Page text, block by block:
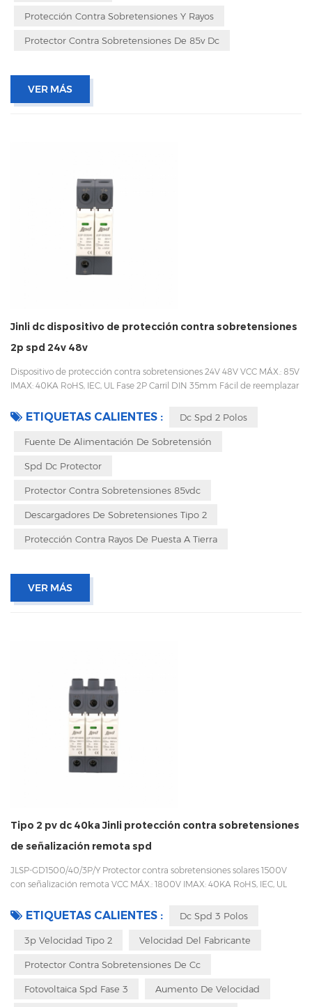
Protección Contra Sobretensiones Y Rayos
Protector Contra Sobretensiones De 85v Dc
VER MÁS
Jinli dc dispositivo de protección contra sobretensiones
2p spd 24v 48v
Dispositivo de protección contra sobretensiones 24V 48V VCC MÁX.: 85V
IMAX: 40KA RoHS, IEC, UL Fase 2P Carril DIN 35mm Fácil de reemplazar
vibraciones durante el transporte
ETIQUETAS CALIENTES : Dc Spd 2 Polos
Fuente De Alimentación De Sobretensión
Spd Dc Protector
Protector Contra Sobretensiones 85vdc
Descargadores De Sobretensiones Tipo 2
Protección Contra Rayos De Puesta A Tierra
VER MÁS
Tipo 2 pv dc 40ka Jinli protección contra sobretensiones
de señalización remota spd
JLSP-GD1500/40/3P/Y Protector contra sobretensiones solares 1500V
con señalización remota VCC MÁX.: 1800V IMAX: 40KA RoHS, IEC, UL
Embalaje con caja interior para evitar vibraciones durante el transporte
ETIQUETAS CALIENTES : Dc Spd 3 Polos
3p Velocidad Tipo 2 Velocidad Del Fabricante
Protector Contra Sobretensiones De Cc
Fotovoltaica Spd Fase 3 Aumento De Velocidad